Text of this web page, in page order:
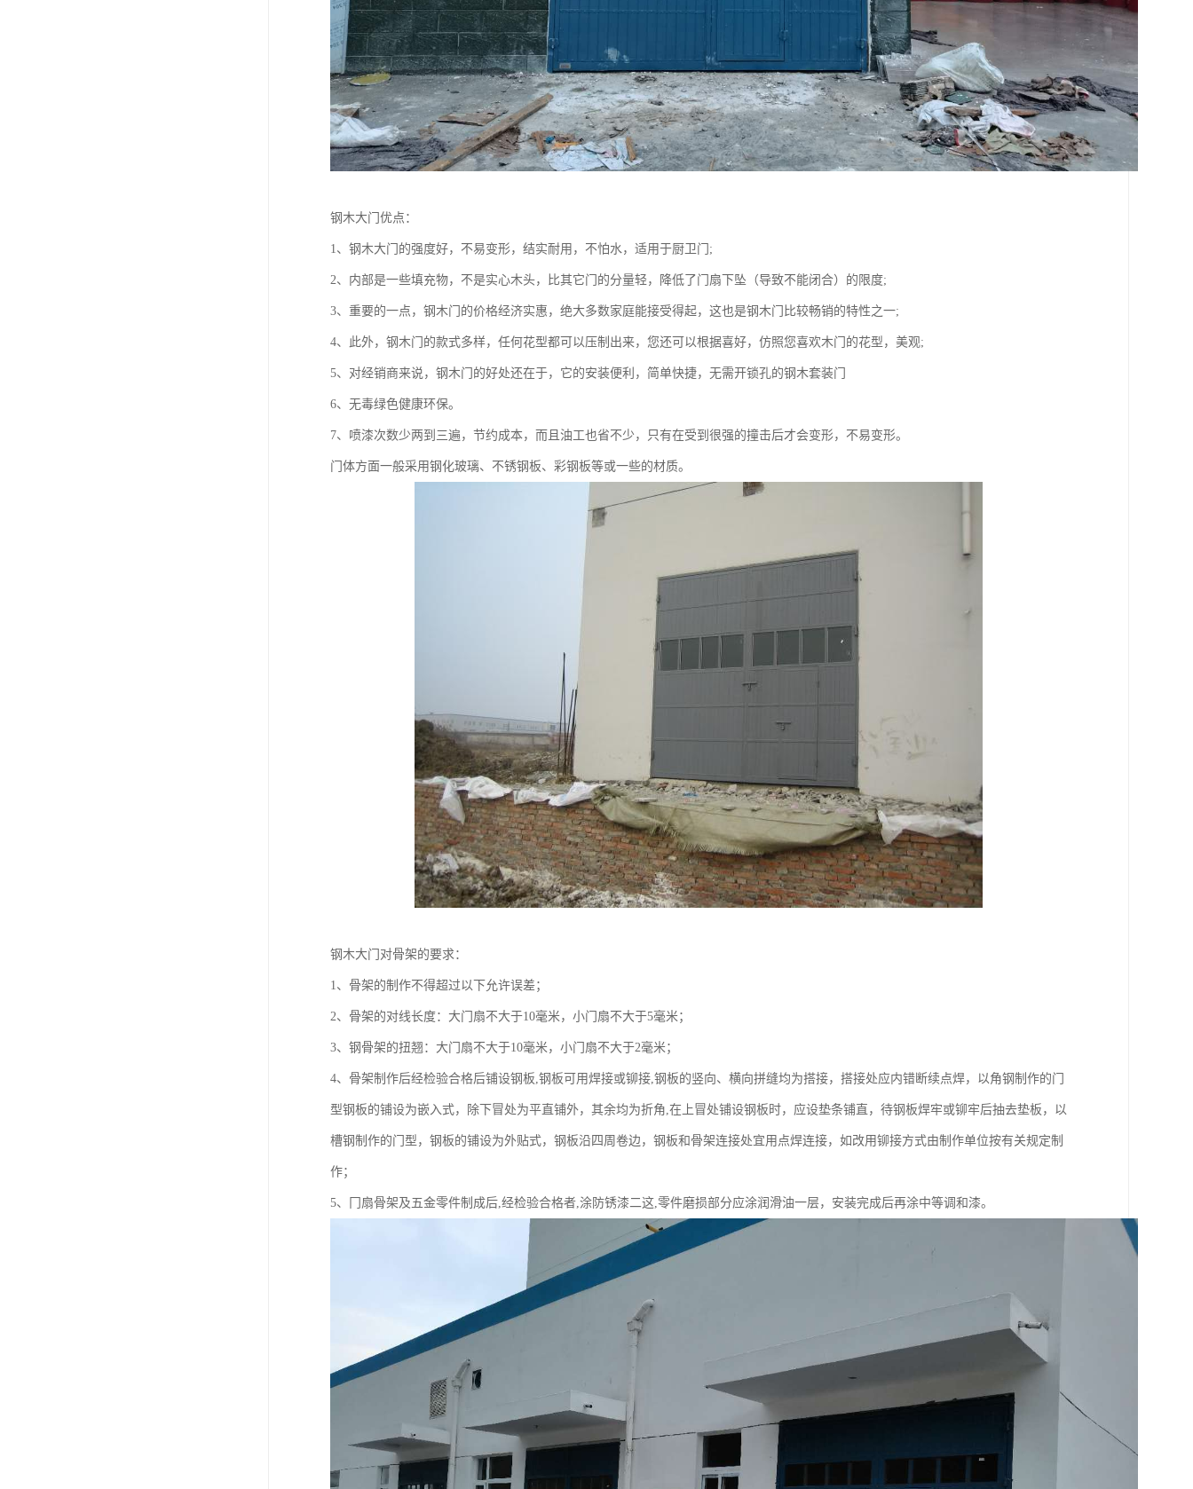
钢木大门优点：
1、钢木大门的强度好，不易变形，结实耐用，不怕水，适用于厨卫门;
2、内部是一些填充物，不是实心木头，比其它门的分量轻，降低了门扇下坠（导致不能闭合）的限度;
3、重要的一点，钢木门的价格经济实惠，绝大多数家庭能接受得起，这也是钢木门比较畅销的特性之一;
4、此外，钢木门的款式多样，任何花型都可以压制出来，您还可以根据喜好，仿照您喜欢木门的花型，美观;
5、对经销商来说，钢木门的好处还在于，它的安装便利，简单快捷，无需开锁孔的钢木套装门
6、无毒绿色健康环保。
7、喷漆次数少两到三遍，节约成本，而且油工也省不少，只有在受到很强的撞击后才会变形，不易变形。
门体方面一般采用钢化玻璃、不锈钢板、彩钢板等或一些的材质。
钢木大门对骨架的要求：
1、骨架的制作不得超过以下允许误差；
2、骨架的对线长度：大门扇不大于10毫米，小门扇不大于5毫米；
3、钢骨架的扭翘：大门扇不大于10毫米，小门扇不大于2毫米；
4、骨架制作后经检验合格后铺设钢板,钢板可用焊接或铆接,钢板的竖向、横向拼缝均为搭接，搭接处应内错断续点焊，以角钢制作的门
型钢板的铺设为嵌入式，除下冒处为平直铺外，其余均为折角,在上冒处铺设钢板时，应设垫条铺直，待钢板焊牢或铆牢后抽去垫板，以
槽钢制作的门型，钢板的铺设为外贴式，钢板沿四周卷边，钢板和骨架连接处宜用点焊连接，如改用铆接方式由制作单位按有关规定制
作；
5、冂扇骨架及五金零件制成后,经检验合格者,涂防锈漆二这,零件磨损部分应涂润滑油一层，安装完成后再涂中等调和漆。